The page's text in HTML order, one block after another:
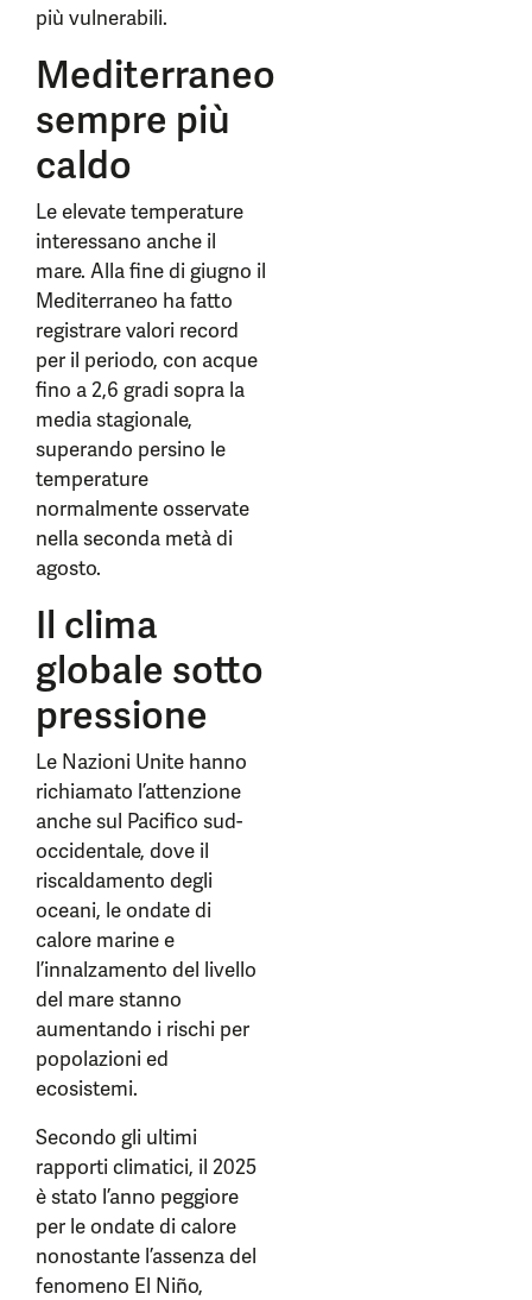
più vulnerabili.
Mediterraneo
sempre più
caldo
Le elevate temperature
interessano anche il
mare. Alla fine di giugno il
Mediterraneo ha fatto
registrare valori record
per il periodo, con acque
fino a 2,6 gradi sopra la
media stagionale,
superando persino le
temperature
normalmente osservate
nella seconda metà di
agosto.
Il clima
globale sotto
pressione
Le Nazioni Unite hanno
richiamato l’attenzione
anche sul Pacifico sud-
occidentale, dove il
riscaldamento degli
oceani, le ondate di
calore marine e
l’innalzamento del livello
del mare stanno
aumentando i rischi per
popolazioni ed
ecosistemi.
Secondo gli ultimi
rapporti climatici, il 2025
è stato l’anno peggiore
per le ondate di calore
nonostante l’assenza del
fenomeno El Niño,